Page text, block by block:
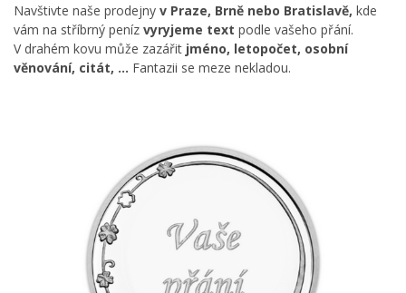
Navštivte naše prodejny v Praze, Brně nebo Bratislavě, kde
vám na stříbrný peníz vyryjeme text podle vašeho přání.
V drahém kovu může zazářit jméno, letopočet, osobní
věnování, citát, … Fantazii se meze nekladou.